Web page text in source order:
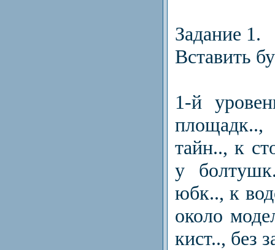
Задание 1.
Вставить
1-й
тайн.., к
у
юбк.., к
около
кист.., без